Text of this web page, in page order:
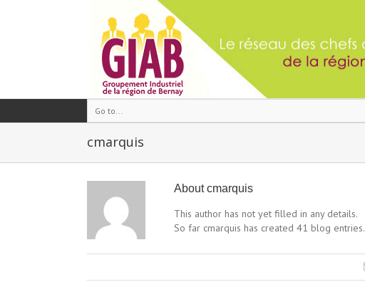
Go to...
cmarquis
Aboutcmarquis
This author has not yet filled in any details.
So far cmarquis has created 41 blog entries.